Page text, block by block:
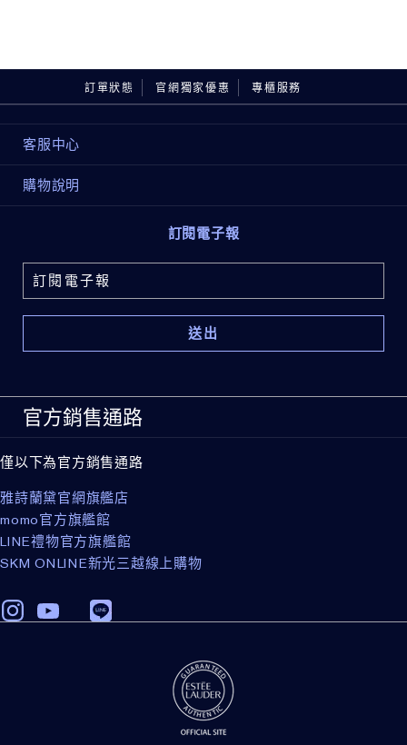
訂單狀態 官網獨家優惠 專櫃服務
客服中心
購物說明
訂閱電子報
官方銷售通路
僅以下為官方銷售通路
雅詩蘭黛官網旗艦店
momo官方旗艦館
LINE禮物官方旗艦館
SKM ONLINE新光三越線上購物